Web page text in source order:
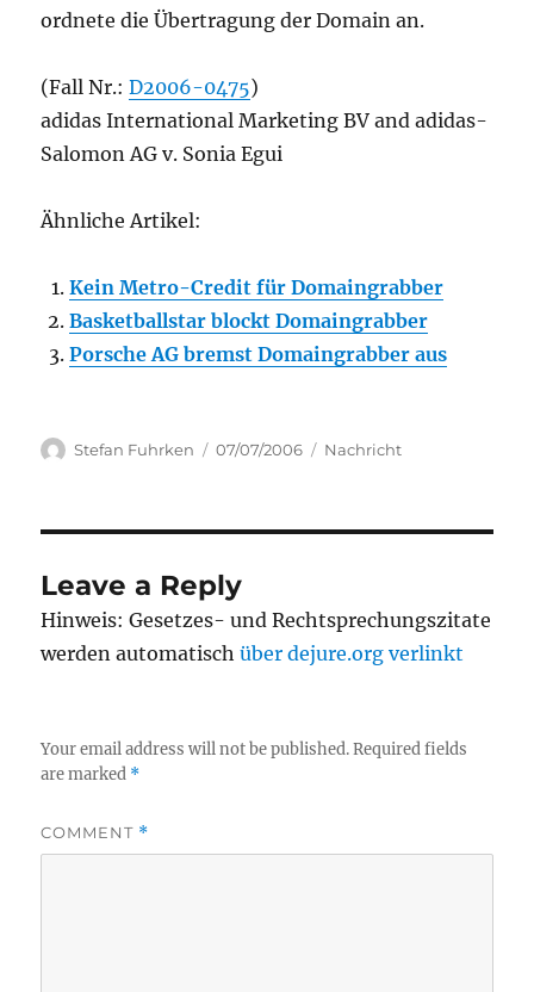
ordnete die Übertragung der Domain an.
(Fall Nr.:D2006-0475)
adidas International Marketing BV and adidas-
Salomon AG v. Sonia Egui
Ähnliche Artikel:
Kein Metro-Credit für Domaingrabber
Basketballstar blockt Domaingrabber
Porsche AG bremst Domaingrabber aus
Author
Stefan Fuhrken
Posted
07/07/2006 Categories
Nachricht
Leave a Reply
Hinweis: Gesetzes- und Rechtsprechungszitate
werden automatischüber dejure.org verlinkt
Your email address will not be published. Required fields
are marked *
COMMENT *